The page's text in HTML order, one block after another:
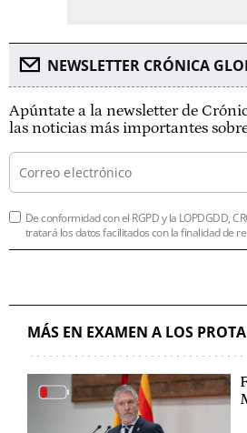
NEWSLETTER CRÓNICA
Apúntate a la newsletter de
las noticias más importantes
De conformidad con el RGPD y la LOPDGDD,
tratará los datos facilitados con la finalidad de
MÁS EN EXAMEN A LOS